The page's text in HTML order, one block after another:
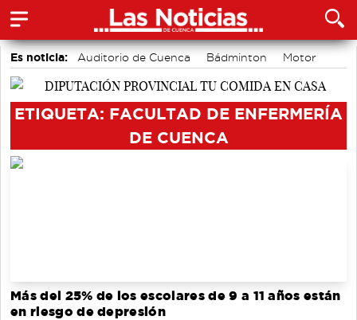
Es noticia: Auditorio de Cuenca Bádminton
Motor
Piragüismo
Fútbol
ETIQUETA: FACULTAD DE ENFERMERÍA
DE CUENCA
Más del 25% de los escolares de 9 a 11 años están
en riesgo de depresión